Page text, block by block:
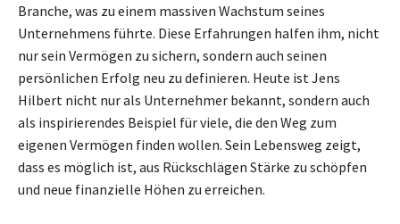
Branche, was zu einem massiven Wachstum seines
Unternehmens führte. Diese Erfahrungen halfen ihm, nicht
nur sein Vermögen zu sichern, sondern auch seinen
persönlichen Erfolg neu zu definieren. Heute ist Jens
Hilbert nicht nur als Unternehmer bekannt, sondern auch
als inspirierendes Beispiel für viele, die den Weg zum
eigenen Vermögen finden wollen. Sein Lebensweg zeigt,
dass es möglich ist, aus Rückschlägen Stärke zu schöpfen
und neue finanzielle Höhen zu erreichen.